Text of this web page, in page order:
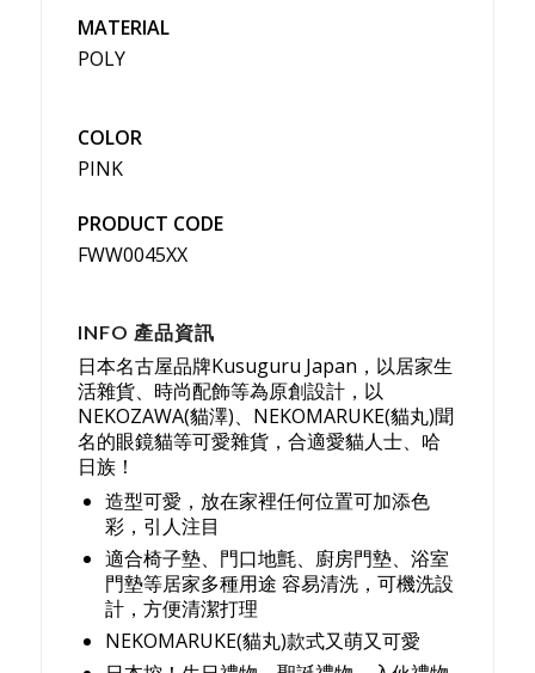
MATERIAL
POLY
COLOR
PINK
PRODUCT CODE
FWW0045XX
INFO 產品資訊
日本名古屋品牌Kusuguru Japan，以居家生
活雜貨、時尚配飾等為原創設計，以
NEKOZAWA(貓澤)、NEKOMARUKE(貓丸)聞
名的眼鏡貓等可愛雜貨，合適愛貓人士、哈
日族！
造型可愛，放在家裡任何位置可加添色
彩，引人注目
適合椅子墊、門口地氈、廚房門墊、浴室
門墊等居家多種用途 容易清洗，可機洗設
計，方便清潔打理
NEKOMARUKE(貓丸)款式又萌又可愛